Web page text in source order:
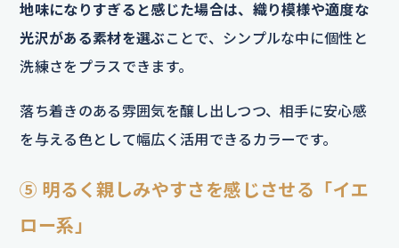
地味になりすぎると感じた場合は、織り模様や適度な
光沢がある素材を選ぶ ことで、シンプルな中に個性と
洗練さをプラスできます。
落ち着きのある雰囲気を醸し出しつつ、相手に安心感
を与える色として幅広く活用できるカラーです。
⑤ 明るく親しみやすさを感じさせる「イエ
ロー系」